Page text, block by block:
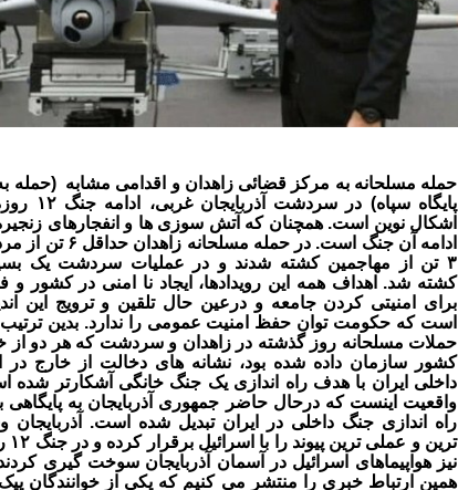
حمله مسلحانه به مرکز قضائی زاهدان و اقدامی مشابه (حمله
پایگاه سپاه) در سردشت
اشکال نوین است. همچنان که آتش سوزی ها و انفجارهای
ادامه آن جنگ است. در حمله مسلحانه
۳ تن از مهاجمین کشته شدند و در عملیات سردشت یک
کشته شد. اهداف همه این رویدادها، ایجاد نا امنی در کشور و
برای امنیتی کردن جامعه و درعین حال تلقین و ترویج این
است که حکومت توان حفظ امنیت عمومی را ندارد. بدین ترتیب
حملات مسلحانه روز گذشته در زاهدان و سردشت که هر دو از
کشور سازمان داده شده بود، نشانه های دخالت از خارج در
داخلی ایران با هدف راه اندازی یک جنگ خانگی آشکارتر شده
واقعیت اینست که درحال حاضر جمهوری آذربایجان به پایگاهی
راه اندازی جنگ داخلی در ایران تبدیل شده است. آذربایجان
ترین و
نیز هواپیماهای اسرائیل در آسمان آذربایجان سوخت گیری
همین ارتباط خبری را منتشر می کنیم که یکی از خوانندگان